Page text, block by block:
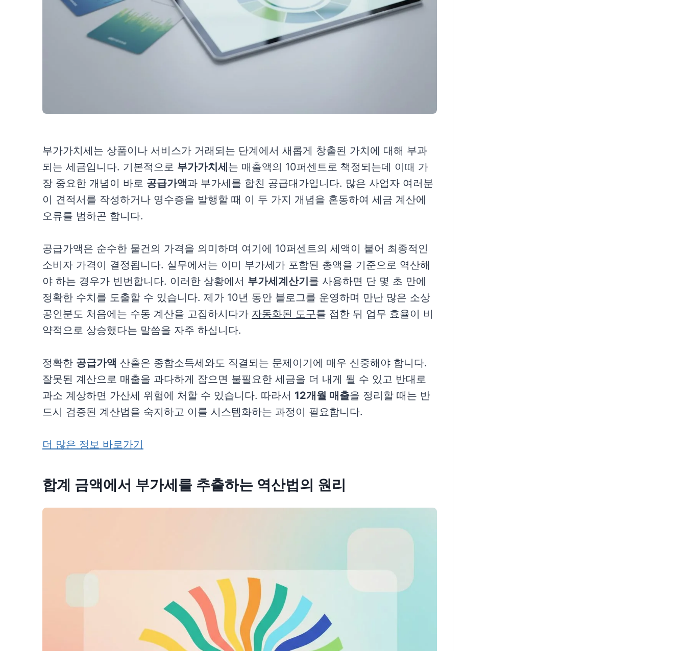
부가가치세는 상품이나 서비스가 거래되는 단계에서 새롭게 창출된 가치에 대해 부과
되는 세금입니다. 기본적으로 부가가치세는 매출액의 10퍼센트로 책정되는데 이때 가
장 중요한 개념이 바로 공급가액과 부가세를 합친 공급대가입니다. 많은 사업자 여러분
이 견적서를 작성하거나 영수증을 발행할 때 이 두 가지 개념을 혼동하여 세금 계산에
오류를 범하곤 합니다.
공급가액은 순수한 물건의 가격을 의미하며 여기에 10퍼센트의 세액이 붙어 최종적인
소비자 가격이 결정됩니다. 실무에서는 이미 부가세가 포함된 총액을 기준으로 역산해
야 하는 경우가 빈번합니다. 이러한 상황에서 부가세계산기를 사용하면 단 몇 초 만에
정확한 수치를 도출할 수 있습니다. 제가 10년 동안 블로그를 운영하며 만난 많은 소상
공인분도 처음에는 수동 계산을 고집하시다가 자동화된 도구를 접한 뒤 업무 효율이 비
약적으로 상승했다는 말씀을 자주 하십니다.
정확한 공급가액 산출은 종합소득세와도 직결되는 문제이기에 매우 신중해야 합니다.
잘못된 계산으로 매출을 과다하게 잡으면 불필요한 세금을 더 내게 될 수 있고 반대로
과소 계상하면 가산세 위험에 처할 수 있습니다. 따라서 12개월 매출을 정리할 때는 반
드시 검증된 계산법을 숙지하고 이를 시스템화하는 과정이 필요합니다.
더 많은 정보 바로가기
합계 금액에서 부가세를 추출하는 역산법의 원리